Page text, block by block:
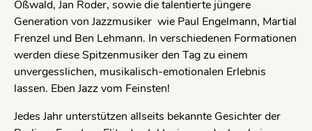
Oßwald, Jan Roder, sowie die talentierte jüngere
Generation von Jazzmusiker wie Paul Engelmann, Martial
Frenzel und Ben Lehmann. In verschiedenen Formationen
werden diese Spitzenmusiker den Tag zu einem
unvergesslichen, musikalisch-emotionalen Erlebnis
lassen. Eben Jazz vom Feinsten!
Jedes Jahr unterstützen allseits bekannte Gesichter der